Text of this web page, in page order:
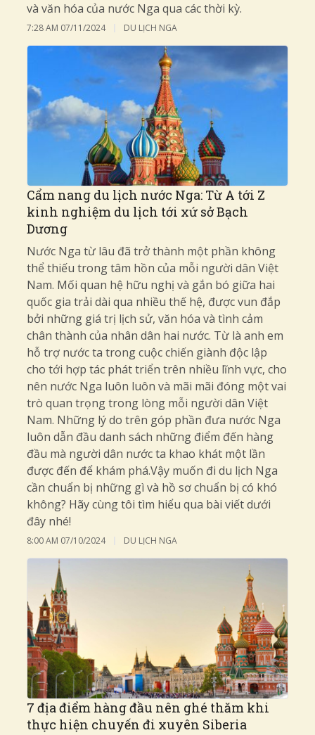
và văn hóa của nước Nga qua các thời kỳ.
7:28 AM 07/11/2024 DU LỊCH NGA
Cẩm nang du lịch nước Nga: Từ A tới Z
kinh nghiệm du lịch tới xứ sở Bạch
Dương
Nước Nga từ lâu đã trở thành một phần không
thể thiếu trong tâm hồn của mỗi người dân Việt
Nam. Mối quan hệ hữu nghị và gắn bó giữa hai
quốc gia trải dài qua nhiều thế hệ, được vun đắp
bởi những giá trị lịch sử, văn hóa và tình cảm
chân thành của nhân dân hai nước. Từ là anh em
hỗ trợ nước ta trong cuộc chiến giành độc lập
cho tới hợp tác phát triển trên nhiều lĩnh vực, cho
nên nước Nga luôn luôn và mãi mãi đóng một vai
trò quan trọng trong lòng mỗi người dân Việt
Nam. Những lý do trên góp phần đưa nước Nga
luôn dẫn đầu danh sách những điểm đến hàng
đầu mà người dân nước ta khao khát một lần
được đến để khám phá.Vậy muốn đi du lịch Nga
cần chuẩn bị những gì và hồ sơ chuẩn bị có khó
không? Hãy cùng tôi tìm hiểu qua bài viết dưới
đây nhé!
8:00 AM 07/10/2024 DU LỊCH NGA
7 địa điểm hàng đầu nên ghé thăm khi
thực hiện chuyến đi xuyên Siberia